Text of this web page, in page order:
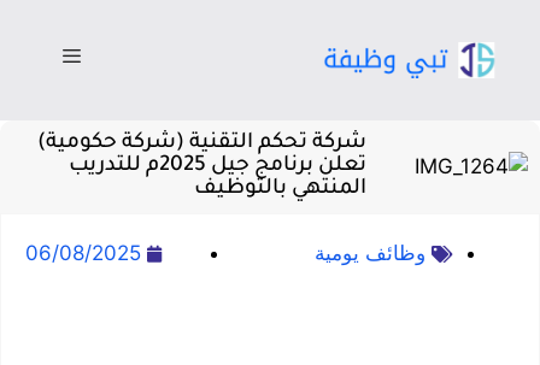
شركة تحكم التقنية (شركة حكومية)
تعلن برنامج جيل 2025م للتدريب
المنتهي بالتوظيف
وظائف يومية 06/08/2025